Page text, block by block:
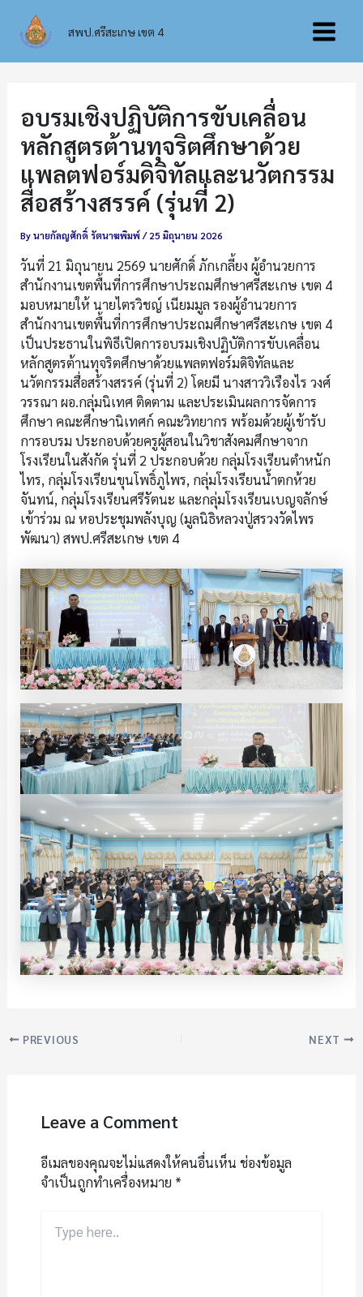
content
สพป.ศรีสะเกษ เขต 4
Main
อบรมเชิงปฏิบัติการขับเคลื่อน
หลักสูตรต้านทุจริตศึกษาด้วย
แพลตฟอร์มดิจิทัลและนวัตกรรม
สื่อสร้างสรรค์ (รุ่นที่ 2)
Byนายกัลญศักดิ์ รัตนาฆพิมพ์/25 มิถุนายน 2026
วันที่ 21 มิถุนายน 2569 นายศักดิ์ ภักเกลี้ยง ผู้อำนวยการ
สำนักงานเขตพื้นที่การศึกษาประถมศึกษาศรีสะเกษ เขต 4
มอบหมายให้ นายไตรวิชญ์ เนียมมูล รองผู้อำนวยการ
สำนักงานเขตพื้นที่การศึกษาประถมศึกษาศรีสะเกษ เขต 4
เป็นประธานในพิธีเปิดการอบรมเชิงปฏิบัติการขับเคลื่อน
หลักสูตรต้านทุจริตศึกษาด้วยแพลตฟอร์มดิจิทัลและ
นวัตกรรมสื่อสร้างสรรค์ (รุ่นที่ 2) โดยมี นางสาววิเรืองไร วงศ์
วรรณา ผอ.กลุ่มนิเทศ ติดตาม และประเมินผลการจัดการ
ศึกษา คณะศึกษานิเทศก์ คณะวิทยากร พร้อมด้วยผู้เข้ารับ
การอบรม ประกอบด้วยครูผู้สอนในวิชาสังคมศึกษาจาก
โรงเรียนในสังกัด รุ่นที่ 2 ประกอบด้วย กลุ่มโรงเรียนตำหนัก
ไทร, กลุ่มโรงเรียนขุนโพธิ์ภูไพร, กลุ่มโรงเรียนน้ำตกห้วย
จันทน์, กลุ่มโรงเรียนศรีรัตนะ และกลุ่มโรงเรียนเบญจลักษ์
เข้าร่วม ณ หอประชุมพลังบุญ (มูลนิธิหลวงปู่สรวงวัดไพร
พัฒนา) สพป.ศรีสะเกษ เขต 4
PREVIOUS NEXT
Leave a Comment
อีเมลของคุณจะไม่แสดงให้คนอื่นเห็น ช่องข้อมูล
จำเป็นถูกทำเครื่องหมาย *
here..